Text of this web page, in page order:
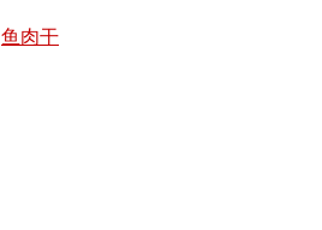
鱼肉干